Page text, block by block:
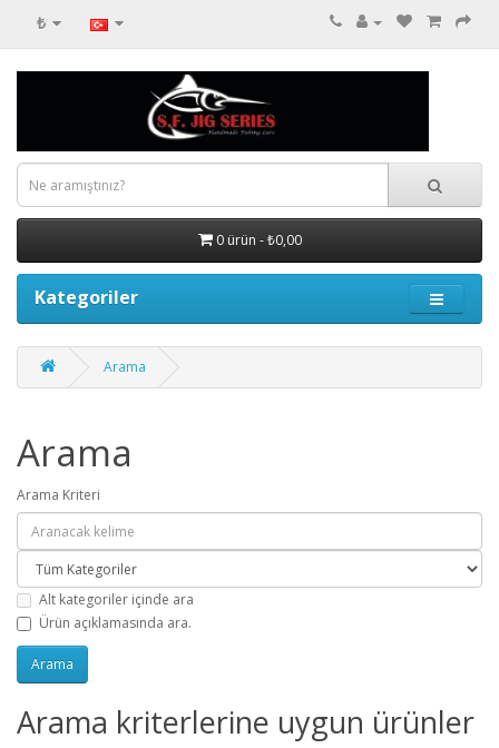
₺
0 ürün - ₺0,00
Kategoriler
Arama
Arama
Arama Kriteri
Alt kategoriler içinde ara
Ürün açıklamasında ara.
Arama kriterlerine uygun ürünler